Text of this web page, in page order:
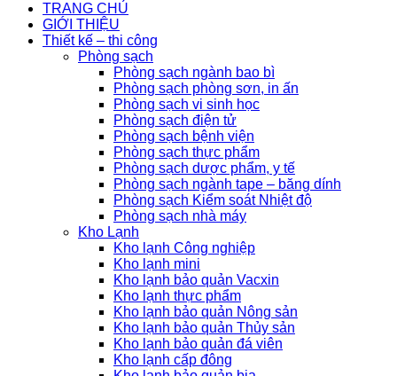
TRANG CHỦ
GIỚI THIỆU
Thiết kế – thi công
Phòng sạch
Phòng sạch ngành bao bì
Phòng sạch phòng sơn, in ấn
Phòng sạch vi sinh học
Phòng sạch điện tử
Phòng sạch bệnh viện
Phòng sạch thực phẩm
Phòng sạch dược phẩm, y tế
Phòng sạch ngành tape – băng dính
Phòng sạch Kiểm soát Nhiệt độ
Phòng sạch nhà máy
Kho Lạnh
Kho lạnh Công nghiệp
Kho lạnh mini
Kho lạnh bảo quản Vacxin
Kho lạnh thực phẩm
Kho lạnh bảo quản Nông sản
Kho lạnh bảo quản Thủy sản
Kho lạnh bảo quản đá viên
Kho lạnh cấp đông